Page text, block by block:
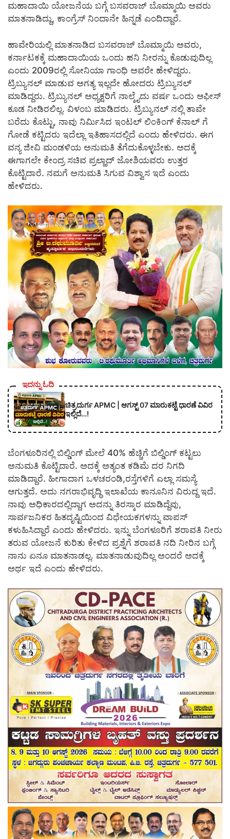
ಮಹಾದಾಯಿ ಯೋಜನೆಯ ಬಗ್ಗೆ ಬಸವರಾಜ್ ಬೊಮ್ಮಾಯಿ ಅವರು
ಮಾತನಾಡಿದ್ದು, ಕಾಂಗ್ರೆಸ್ ನಿಂದಾನೇ ಹಿನ್ನಡೆ ಎಂದಿದ್ದಾರೆ.
ಹಾವೇರಿಯಲ್ಲಿ ಮಾತನಾಡಿದ ಬಸವರಾಜ್ ಬೊಮ್ಮಾಯಿ ಅವರು,
ಕರ್ನಾಟಕಕ್ಕೆ ಮಹಾದಾಯಿಯ ಒಂದು ಹನಿ ನೀರನ್ನು ಕೊಡುವುದಿಲ್ಲ
ಎಂದು 2009ರಲ್ಲಿ ಸೋನಿಯಾ ಗಾಂಧಿ ಅವರೇ ಹೇಳಿದ್ದರು.
ಟ್ರಿಬ್ಯುನಲ್ ಮಾಡುವ ಅಗತ್ಯ ಇಲ್ಲದೇ ಹೋದರು ಟ್ರಿಬ್ಯುನಲ್
ಮಾಡಿದ್ದರು. ಟ್ರಿಬ್ಯುನಲ್ ಅಧ್ಯಕ್ಷರಿಗೆ ನಾಲ್ಕೈದು ವರ್ಷ ಒಂದು ಆಫೀಸ್
ಕೂಡ ನೀಡಿರಲಿಲ್ಲ. ವಿಳಂಬ ಮಾಡಿದರು. ಟ್ರಿಬ್ಯುನಲ್ ನಲ್ಲಿ ತಾವೇ
ಬರೆದು ಕೊಟ್ಟು, ನಾವು ನಿರ್ಮಿಸಿದ ಇಂಟಲ್ ಲಿಂಕಿಂಗ್ ಕೆನಾಲ್ ಗೆ
ಗೋಡೆ ಕಟ್ಟಿದರು ಇದೆಲ್ಲಾ ಇತಿಹಾಸದಲ್ಲಿದೆ ಎಂದು ಹೇಳಿದರು. ಈಗ
ವನ್ಯ ಜೀವಿ ಮಂಡಳಿಯ ಅನುಮತಿ ತೆಗೆದುಕೊಳ್ಳಬೇಕು. ಅದಕ್ಕೆ
ಈಗಾಗಲೇ ಕೇಂದ್ರ ಸಚಿವ ಪ್ರಲ್ಹಾದ್ ಜೋಶಿಯವರು ಉತ್ತರ
ಕೊಟ್ಟಿದಾರೆ. ನಮಗೆ ಅನುಮತಿ ಸಿಗುವ ವಿಶ್ವಾಸ ಇದೆ ಎಂದು
ಹೇಳಿದರು.
ಇದನ್ನು ಓದಿ
ಚಿತ್ರದುರ್ಗ APMC | ಆಗಸ್ಟ್ 07 ಮಾರುಕಟ್ಟೆ ಧಾರಣೆ ವಿವಿರ
ಇಲ್ಲಿದೆ…!
ಬೆಂಗಳೂರಿನಲ್ಲಿ ಬಿಲ್ಡಿಂಗ್ ಮೇಲೆ 40% ಹೆಚ್ಚಿಗೆ ಬಿಲ್ಡಿಂಗ್ ಕಟ್ಟಲು
ಅನುಮತಿ ಕೊಟ್ಟಿದಾರೆ. ಅದಕ್ಕೆ ಅತ್ಯಂತ ಕಡಿಮೆ ದರ ನಿಗದಿ
ಮಾಡಿದ್ದಾರೆ. ಹೀಗಾದಾಗ ಒಳಚರಂಡಿ,ರಸ್ತೆಗಳಿಗೆ ಎಲ್ಲಾ ಸಮಸ್ಯೆ
ಆಗುತ್ತದೆ. ಅದು ನಗರಾಭಿವೃದ್ಧಿ ಇಲಾಖೆಯ ಕಾನೂನಿನ ವಿರುದ್ದ ಇದೆ.
ನಾವು ಅಧಿಕಾರದಲ್ಲಿದ್ದಾಗ ಅದನ್ನು ತಿರಸ್ಕಾರ ಮಾಡಿದ್ದೆವು,
ಸಾರ್ವಜನಿಕರ ಹಿತದೃಷ್ಟಿಯಿಂದ ವಿಧೇಯಕಗಳನ್ನು ವಾಪಸ್
ಕಳುಹಿಸಿದ್ದಾರೆ ಎಂದು ಹೇಳಿದರು. ಇನ್ನು ಬೆಂಗಳೂರಿಗೆ ಶರಾವತಿ ನೀರು
ತರುವ ಯೋಜನೆ ಕುರಿತು ಕೇಳಿದ ಪ್ರಶ್ನೆಗೆ ಶರಾವತಿ ನದಿ ನೀರಿನ ಬಗ್ಗೆ
ನಾನು ಏನೂ ಮಾತನಾಡಲ್ಲ. ಮಾತನಾಡುವುದಿಲ್ಲ ಅಂದರೆ ಅದಕ್ಕೆ
ಅರ್ಥ ಇದೆ ಎಂದು ಹೇಳಿದರು.